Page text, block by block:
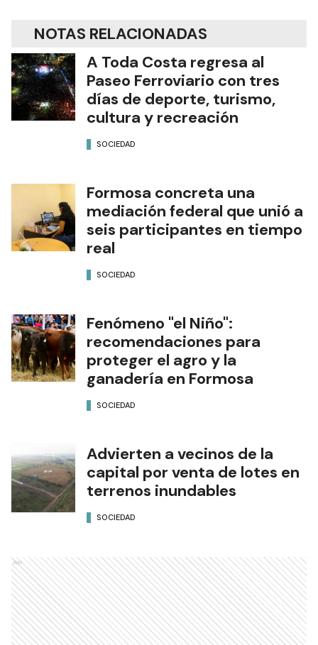
NOTAS RELACIONADAS
A Toda Costa regresa al
Paseo Ferroviario con tres
días de deporte, turismo,
cultura y recreación
SOCIEDAD
Formosa concreta una
mediación federal que unió a
seis participantes en tiempo
real
SOCIEDAD
Fenómeno "el Niño":
recomendaciones para
proteger el agro y la
ganadería en Formosa
SOCIEDAD
Advierten a vecinos de la
capital por venta de lotes en
terrenos inundables
SOCIEDAD
Ads